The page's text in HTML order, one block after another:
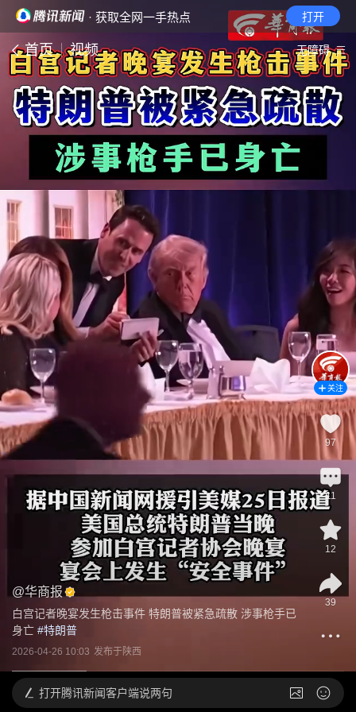
· 获取全网一手热点 打开
首页 视频 无障碍
@华商报
白宫记者晚宴发生枪击事件 特朗普被紧急疏散 涉事枪手已
身亡 #特朗普
2026-04-26 10:03 发布于陕西
关注
97
11
12
39
打开腾讯新闻客户端说两句